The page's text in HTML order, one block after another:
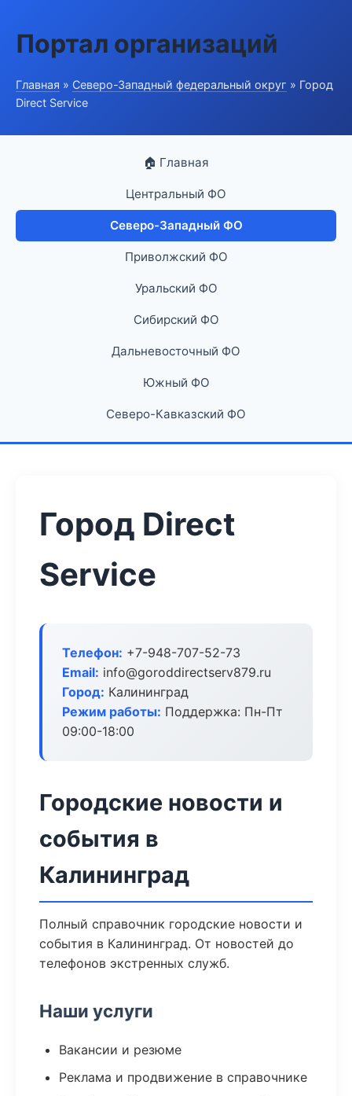
Портал организаций
Главная » Северо-Западный федеральный округ » Город
Direct Service
🏠 Главная
Центральный ФО
Северо-Западный ФО
Приволжский ФО
Уральский ФО
Сибирский ФО
Дальневосточный ФО
Южный ФО
Северо-Кавказский ФО
Город Direct
Service
Телефон: +7-948-707-52-73
Email: info@goroddirectserv879.ru
Город: Калининград
Режим работы: Поддержка: Пн-Пт
09:00-18:00
Городские новости и
события в
Калининград
Полный справочник городские новости и
события в Калининград. От новостей до
телефонов экстренных служб.
Наши услуги
Вакансии и резюме
Реклама и продвижение в справочнике